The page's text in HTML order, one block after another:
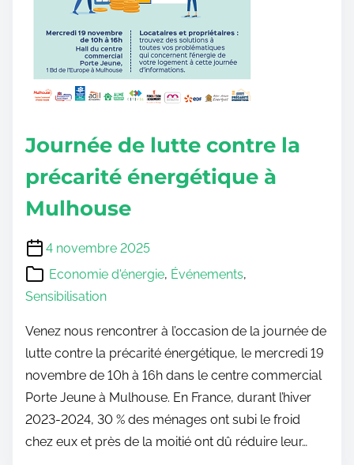
Journée de lutte contre la
précarité énergétique à
Mulhouse
4 novembre 2025
Economie d'énergie, Événements,
Sensibilisation
Venez nous rencontrer à l’occasion de la journée de
lutte contre la précarité énergétique, le mercredi 19
novembre de 10h à 16h dans le centre commercial
Porte Jeune à Mulhouse. En France, durant l’hiver
2023-2024, 30 % des ménages ont subi le froid
chez eux et près de la moitié ont dû réduire leur…